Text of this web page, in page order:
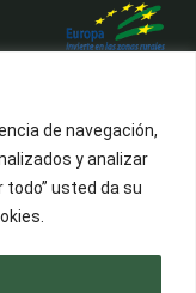
de navegación,
y analizar
usted da su
|cookies